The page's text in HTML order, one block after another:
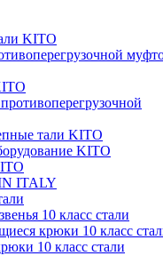
KITO
тали KITO
KITO
ITALY
10 класс стали
крюки 10 класс
10 класс стали